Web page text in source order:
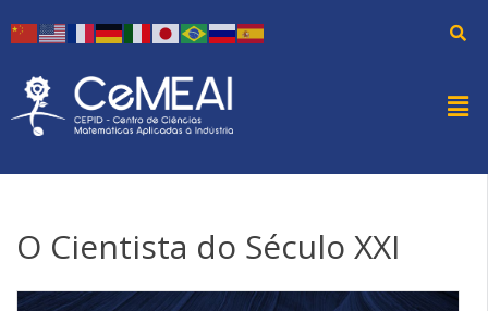
O Cientista do Século XXI